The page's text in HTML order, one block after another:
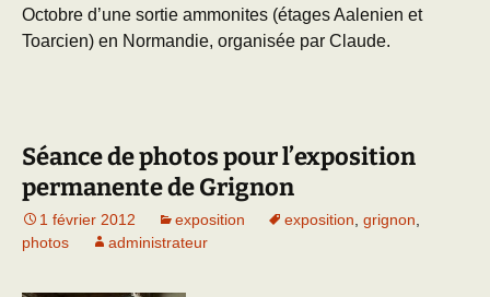
Octobre d’une sortie ammonites (étages Aalenien et
Toarcien) en Normandie, organisée par Claude.
Séance de photos pour l’exposition
permanente de Grignon
1 février 2012 exposition exposition, grignon,
photos
administrateur